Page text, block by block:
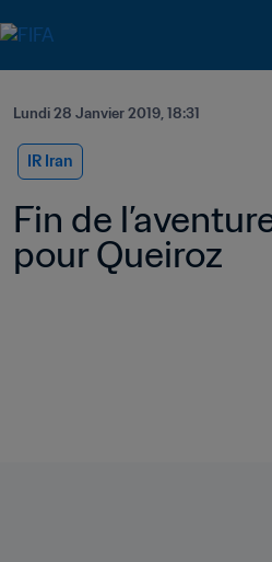
Lundi 28 Janvier 2019, 18:31
IR Iran
Fin de
pour Queiroz